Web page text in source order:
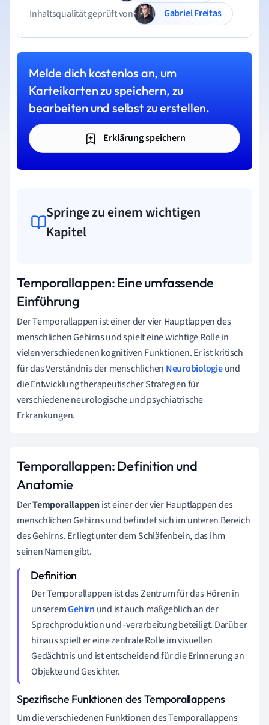
Inhaltsqualität geprüft von
Gabriel Freitas
Melde dich kostenlos an, um
Karteikarten zu speichern, zu
bearbeiten und selbst zu erstellen.
Erklärung speichern
Springe zu einem wichtigen
Kapitel
Temporallappen: Eine umfassende
Einführung
Der Temporallappen ist einer der vier Hauptlappen des
menschlichen Gehirns und spielt eine wichtige Rolle in
vielen verschiedenen kognitiven Funktionen. Er ist kritisch
für das Verständnis der menschlichen Neurobiologieund
die Entwicklung therapeutischer Strategien für
verschiedene neurologische und psychiatrische
Erkrankungen.
Temporallappen: Definition und
Anatomie
DerTemporallappenist einer der vier Hauptlappen des
menschlichen Gehirns und befindet sich im unteren Bereich
des Gehirns. Er liegt unter dem Schläfenbein, das ihm
seinen Namen gibt.
Der Temporallappen ist das Zentrum für das Hören in
unseremGehirn und ist auch maßgeblich an der
Sprachproduktion und -verarbeitung beteiligt. Darüber
hinaus spielt er eine zentrale Rolle im visuellen
Gedächtnis und ist entscheidend für die Erinnerung an
Objekte und Gesichter.
Spezifische Funktionen des Temporallappens
Um die verschiedenen Funktionen des Temporallappens